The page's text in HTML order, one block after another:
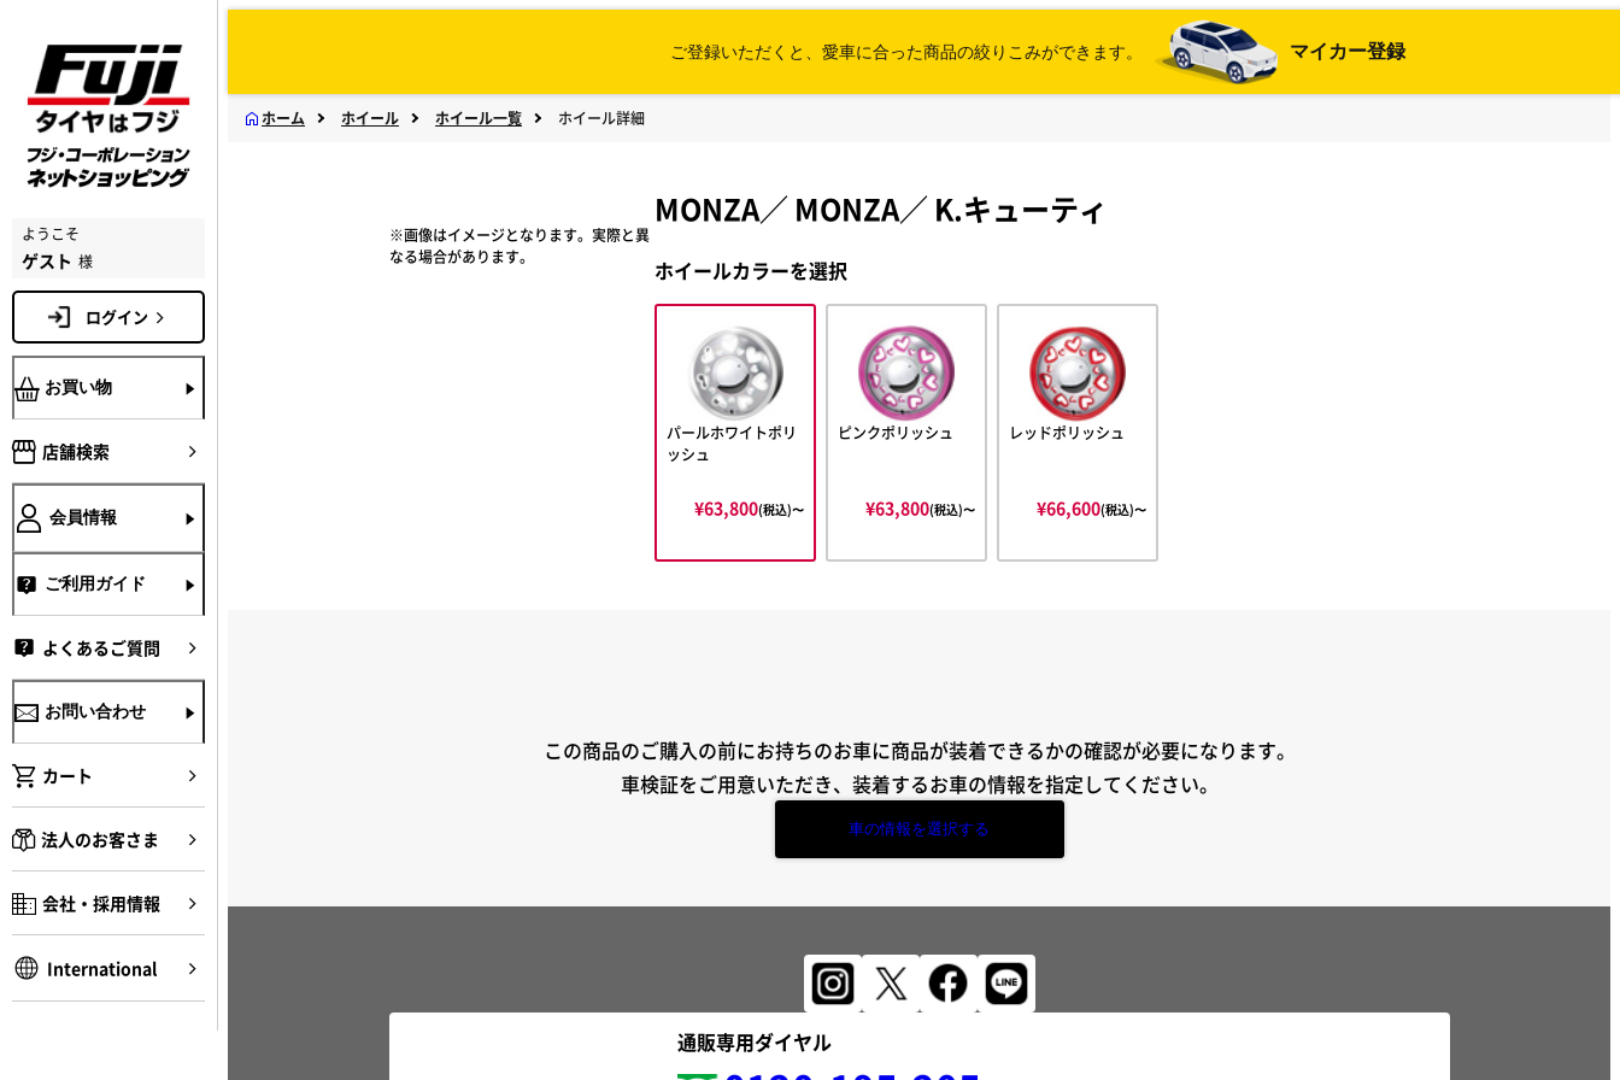
ようこそ
ゲスト 様
ログイン
お買い物
店舗検索
会員情報
ご利用ガイド
よくあるご質問
お問い合わせ
カート
法人のお客さま
会社・採用情報
International
ご登録いただくと、愛車に合った商品の絞りこみができます。 マイカー登録
ホーム ホイール ホイール一覧 ホイール詳細
※画像はイメージとなります。実際と異
なる場合があります。
MONZA／ MONZA／ K.キューティ
ホイールカラーを選択
パールホワイトポリ
ッシュ
¥63,800(税込)〜
ピンクポリッシュ
¥63,800(税込)〜
レッドポリッシュ
¥66,600(税込)〜
この商品のご購入の前にお持ちのお車に商品が装着できるかの確認が必要になります。
車検証をご用意いただき、装着するお車の情報を指定してください。
車の情報を選択する
通販専用ダイヤル